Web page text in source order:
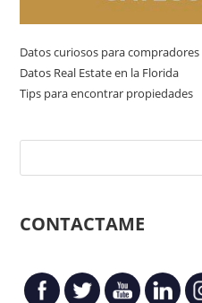
Datos curiosos para compradores
Datos Real Estate en la Florida
Tips para encontrar propiedades
CONTACTAME